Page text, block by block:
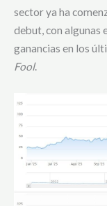
sector ya ha
debut, con algunas
ganancias en los
Fool.